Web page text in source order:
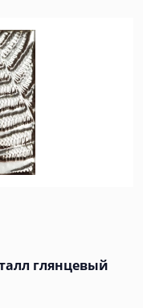
глянцевый